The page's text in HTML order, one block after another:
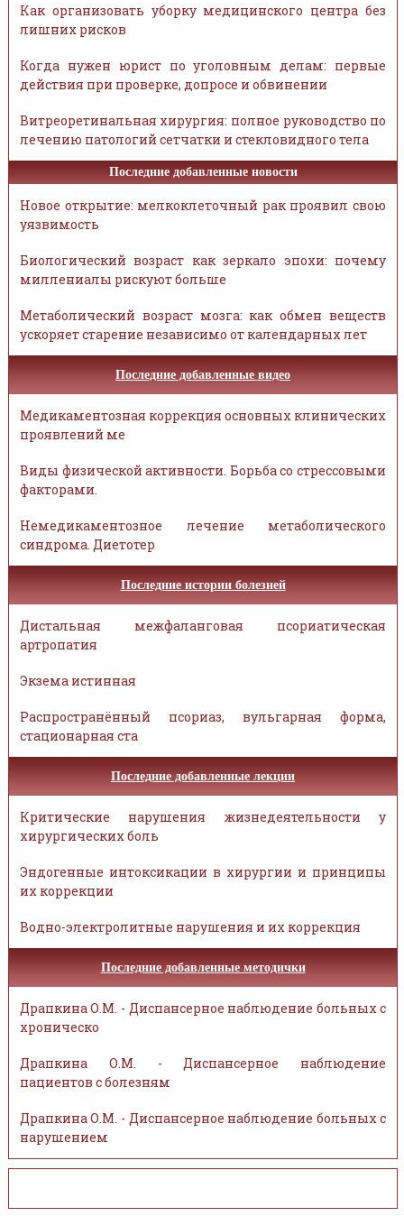
Как организовать уборку медицинского центра без
лишних рисков
Когда нужен юрист по уголовным делам: первые
действия при проверке, допросе и обвинении
Витреоретинальная хирургия: полное руководство по
лечению патологий сетчатки и стекловидного тела
Последние добавленные новости
Новое открытие: мелкоклеточный рак проявил свою
уязвимость
Биологический возраст как зеркало эпохи: почему
миллениалы рискуют больше
Метаболический возраст мозга: как обмен веществ
ускоряет старение независимо от календарных лет
Последние добавленные видео
Медикаментозная коррекция основных клинических
проявлений ме
Виды физической активности. Борьба со стрессовыми
факторами.
Немедикаментозное лечение метаболического
синдрома. Диетотер
Последние истории болезней
Дистальная межфаланговая псориатическая
артропатия
Экзема истинная
Распространённый псориаз, вульгарная форма,
стационарная ста
Последние добавленные лекции
Критические нарушения жизнедеятельности у
хирургических боль
Эндогенные интоксикации в хирургии и принципы
их коррекции
Водно-электролитные нарушения и их коррекция
Последние добавленные методички
Драпкина О.М. - Диспансерное наблюдение больных с
хроническо
Драпкина О.М. - Диспансерное наблюдение
пациентов с болезням
Драпкина О.М. - Диспансерное наблюдение больных с
нарушением